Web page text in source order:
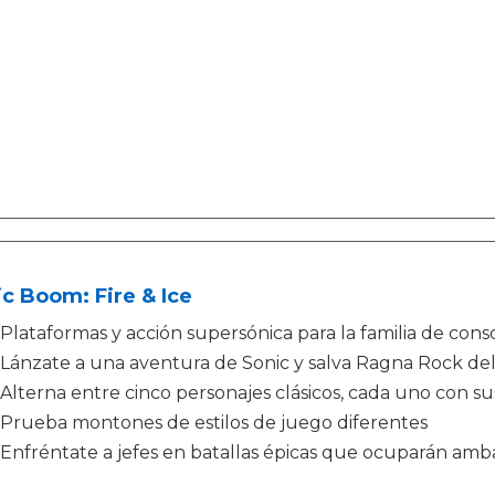
Boom: Fire & Ice
Plataformas y acción supersónica para la familia de
Lánzate a una aventura de Sonic y salva Ragna Rock
Alterna entre cinco personajes clásicos, cada uno con
Prueba montones de estilos de juego diferentes
Enfréntate a jefes en batallas épicas que ocuparán